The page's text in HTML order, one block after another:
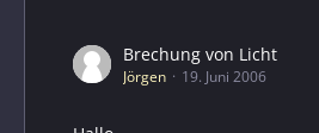
Brechung von Licht
Jörgen 19. Juni 2006